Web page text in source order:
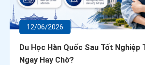
12/06/2026
Du Học Hàn Quốc Sau Tốt Nghiệp
Ngay Hay Chờ?